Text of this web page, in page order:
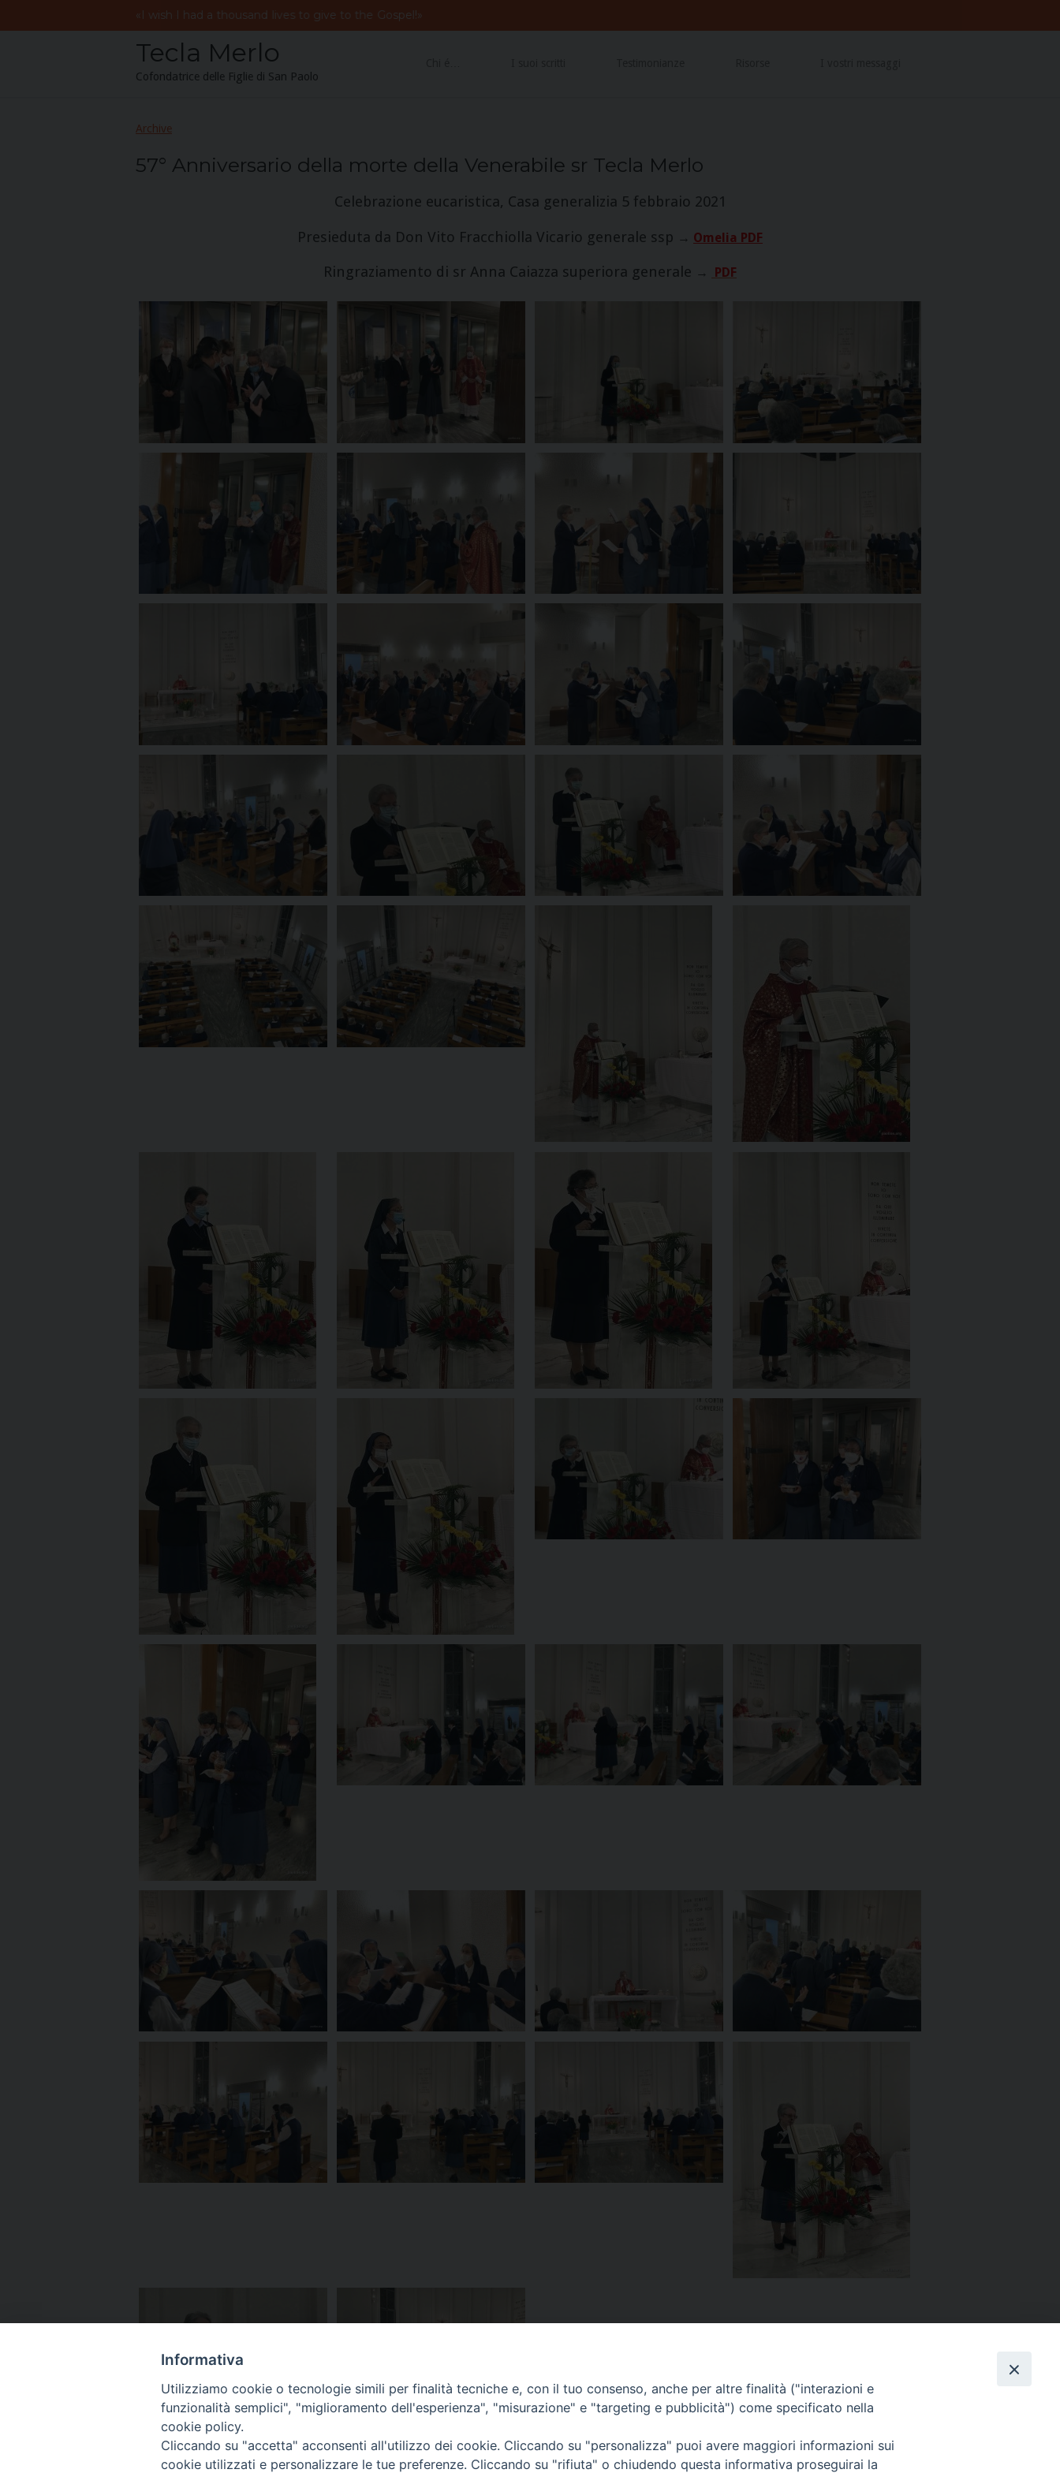
«I wish I had a thousand lives to give to the Gospel !»
Tecla Merlo
Cofondatrice delle Figlie di San Paolo
Archive
57° Anniversario della morte della Venerabile sr Tecla Merlo
Celebrazione eucaristica, Casa generalizia 5 febbraio 2021
Presieduta da Don Vito Fracchiolla Vicario generale ssp → Omelia PDF
Ringraziamento di sr Anna Caiazza superiora generale → PDF
Informativa
Utilizziamo cookie o tecnologie simili per finalità tecniche e, con il tuo consenso, anche per altre finalità ("interazioni e
funzionalità semplici", "miglioramento dell'esperienza", "misurazione" e "targeting e pubblicità") come specificato nella
cookie policy.
Cliccando su "accetta" acconsenti all'utilizzo dei cookie. Cliccando su "personalizza" puoi avere maggiori informazioni sui
cookie utilizzati e personalizzare le tue preferenze. Cliccando su "rifiuta" o chiudendo questa informativa proseguirai la